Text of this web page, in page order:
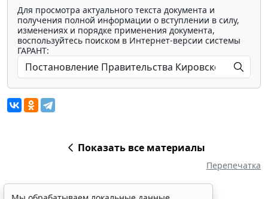
Для просмотра актуального текста документа и
получения полной информации о вступлении в силу,
изменениях и порядке применения документа,
воспользуйтесь поиском в Интернет-версии системы
ГАРАНТ:
Показать все материалы
Перепечатка